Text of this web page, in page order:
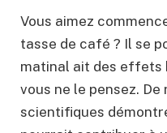
Vous aimez
tasse de café ? Il se
matinal ait des effets
vous ne le pensez.
scientifiques